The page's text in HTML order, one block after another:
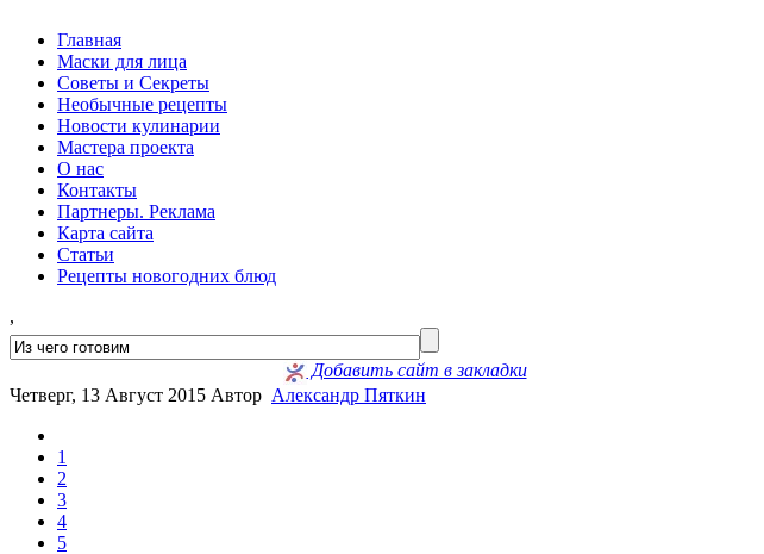
Главная
Маски для лица
Советы и Секреты
Необычные рецепты
Новости кулинарии
Мастера проекта
О нас
Контакты
Партнеры. Реклама
Карта сайта
Статьи
Рецепты новогодних блюд
,
Добавить сайт в закладки
Четверг, 13 Август 2015 Автор Александр Пяткин
1
2
3
4
5